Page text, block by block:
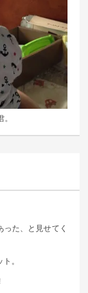
た、と見せてく
。